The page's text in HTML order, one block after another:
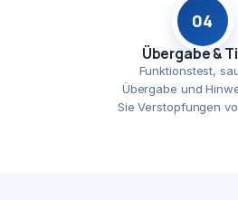
04
Übergabe &
Funktionstest,
Übergabe und
Sie Verstopfungen